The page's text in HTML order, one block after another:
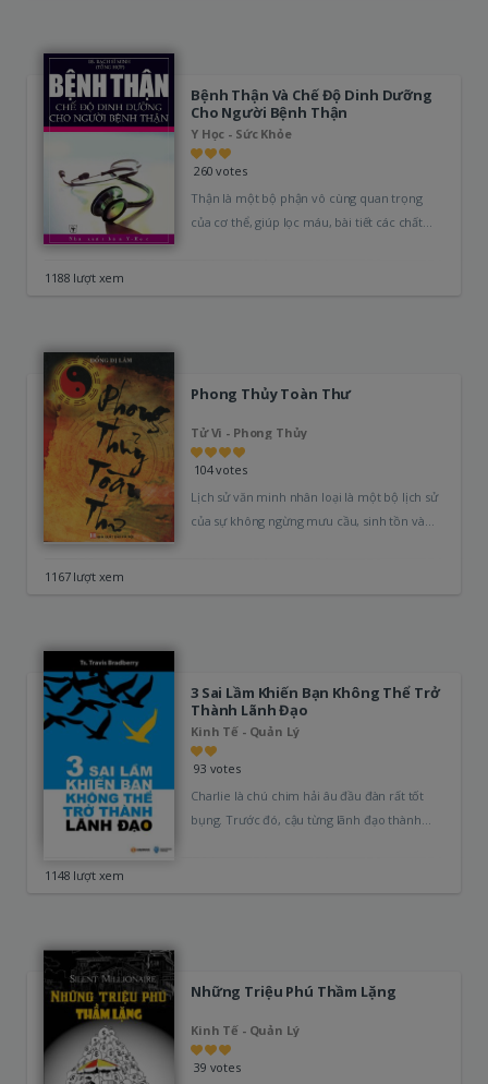
Bệnh Thận Và Chế Độ Dinh Dưỡng
Cho Người Bệnh Thận
Y Học - Sức Khỏe
260 votes
Thận là một bộ phận vô cùng quan trọng
của cơ thể, giúp lọc máu, bài tiết các chất
1188 lượt xem
Phong Thủy Toàn Thư
Tử Vi - Phong Thủy
104 votes
Lịch sử văn minh nhân loại là một bộ lịch sử
của sự không ngừng mưu cầu, sinh tồn và…
1167 lượt xem
3 Sai Lầm Khiến Bạn Không Thể Trở
Thành Lãnh Đạo
Kinh Tế - Quản Lý
93 votes
Charlie là chú chim hải âu đầu đàn rất tốt
bụng. Trước đó, cậu từng lãnh đạo thành
1148 lượt xem
Những Triệu Phú Thầm Lặng
Kinh Tế - Quản Lý
39 votes